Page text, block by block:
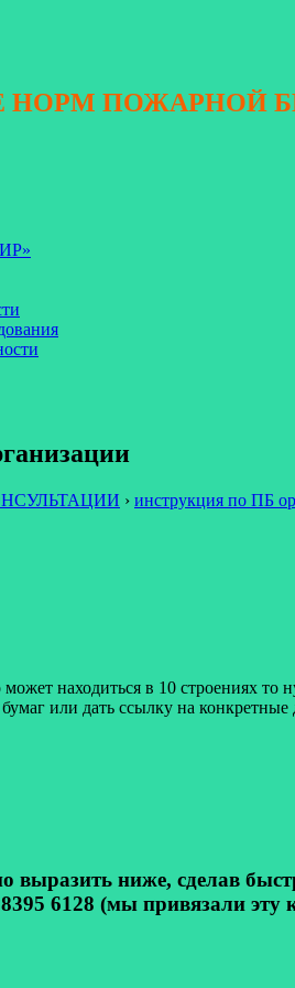
НОРМ ПОЖАРНОЙ
› инструкция по ПБ
находиться в 10 строениях
или дать ссылку на
ниже, сделав
6128 (мы привязали эту